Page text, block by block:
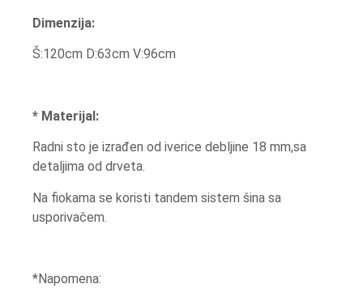
Dimenzija:
Š:120cm D:63cm V:96cm
* Materijal:
Radni sto je izrađen od iverice debljine 18 mm,sa
detaljima od drveta.
Na fiokama se koristi tandem sistem šina sa
usporivačem.
*Napomena: